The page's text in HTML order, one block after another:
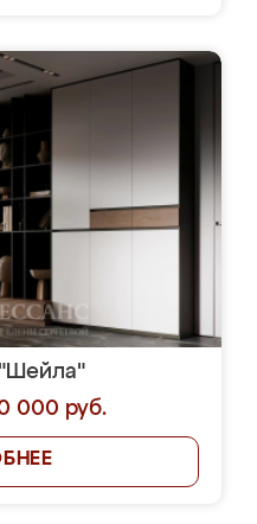
"Шейла"
000 руб.